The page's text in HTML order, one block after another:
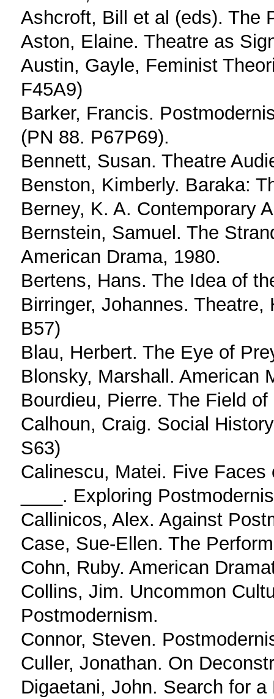
Ashcroft, Bill et al (eds). The
Aston, Elaine. Theatre as
Austin, Gayle, Feminist
F45A9)
Barker, Francis.
(PN 88. P67P69).
Bennett, Susan. Theatre
Benston, Kimberly. Baraka:
Berney, K. A. Contemporary
Bernstein, Samuel. The
American Drama, 1980.
Bertens, Hans. The Idea of
Birringer, Johannes.
B57)
Blau, Herbert. The Eye of
Blonsky, Marshall. American
Bourdieu, Pierre. The Field
Calhoun, Craig. Social
S63)
Calinescu, Matei. Five Faces
____. Exploring
Callinicos, Alex. Against
Case, Sue-Ellen. The
Cohn, Ruby. American
Collins, Jim. Uncommon
Postmodernism.
Connor, Steven.
Culler, Jonathan. On
Digaetani, John. Search for